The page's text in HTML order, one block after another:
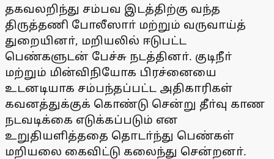
தகவலறிந்து சம்பவ இடத்திற்கு வந்த
திருத்தணி போலீஸாா் மற்றும் வருவாய்த்
துறையினா், மறியலில் ஈடுபட்ட
பெண்களுடன் பேச்சு நடத்தினா். குடிநீா்
மற்றும் மின்விநியோக பிரச்னையை
உடனடியாக சம்பந்தப்பட்ட அதிகாரிகள்
கவனத்துக்குக் கொண்டு சென்று தீா்வு காண
நடவடிக்கை எடுக்கப்படும் என
உறுதியளித்ததை தொடா்ந்து பெண்கள்
மறியலை கைவிட்டு கலைந்து சென்றனா்.